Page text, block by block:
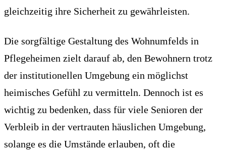
gleichzeitig ihre Sicherheit zu gewährleisten.
Die sorgfältige Gestaltung des Wohnumfelds in
Pflegeheimen zielt darauf ab, den Bewohnern trotz
der institutionellen Umgebung ein möglichst
heimisches Gefühl zu vermitteln. Dennoch ist es
wichtig zu bedenken, dass für viele Senioren der
Verbleib in der vertrauten häuslichen Umgebung,
solange es die Umstände erlauben, oft die